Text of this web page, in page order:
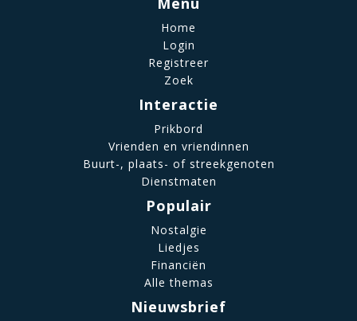
Home
Login
Registreer
Zoek
Interactie
Prikbord
Vrienden en vriendinnen
Buurt-, plaats- of streekgenoten
Dienstmaten
Populair
Nostalgie
Liedjes
Financiën
Alle themas
Nieuwsbrief